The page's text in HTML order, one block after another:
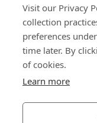
Visit our Privacy
collection
preferences
time later. By
of cookies.
Learn more
Bossard Poland